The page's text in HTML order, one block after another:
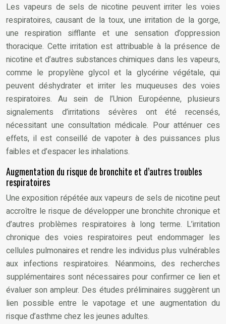
Les vapeurs de sels de nicotine peuvent irriter les voies
respiratoires, causant de la toux, une irritation de la gorge,
une respiration sifflante et une sensation d’oppression
thoracique. Cette irritation est attribuable à la présence de
nicotine et d’autres substances chimiques dans les vapeurs,
comme le propylène glycol et la glycérine végétale, qui
peuvent déshydrater et irriter les muqueuses des voies
respiratoires. Au sein de l’Union Européenne, plusieurs
signalements d’irritations sévères ont été recensés,
nécessitant une consultation médicale. Pour atténuer ces
effets, il est conseillé de vapoter à des puissances plus
faibles et d’espacer les inhalations.
Augmentation du risque de bronchite et d’autres troubles
respiratoires
Une exposition répétée aux vapeurs de sels de nicotine peut
accroître le risque de développer une bronchite chronique et
d’autres problèmes respiratoires à long terme. L’irritation
chronique des voies respiratoires peut endommager les
cellules pulmonaires et rendre les individus plus vulnérables
aux infections respiratoires. Néanmoins, des recherches
supplémentaires sont nécessaires pour confirmer ce lien et
évaluer son ampleur. Des études préliminaires suggèrent un
lien possible entre le vapotage et une augmentation du
risque d’asthme chez les jeunes adultes.